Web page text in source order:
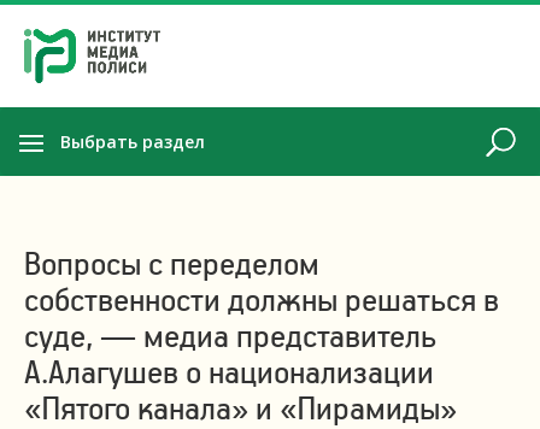
Выбрать раздел
Вопросы с переделом
собственности должны решаться в
суде, — медиа представитель
А.Алагушев о национализации
«Пятого канала» и «Пирамиды»